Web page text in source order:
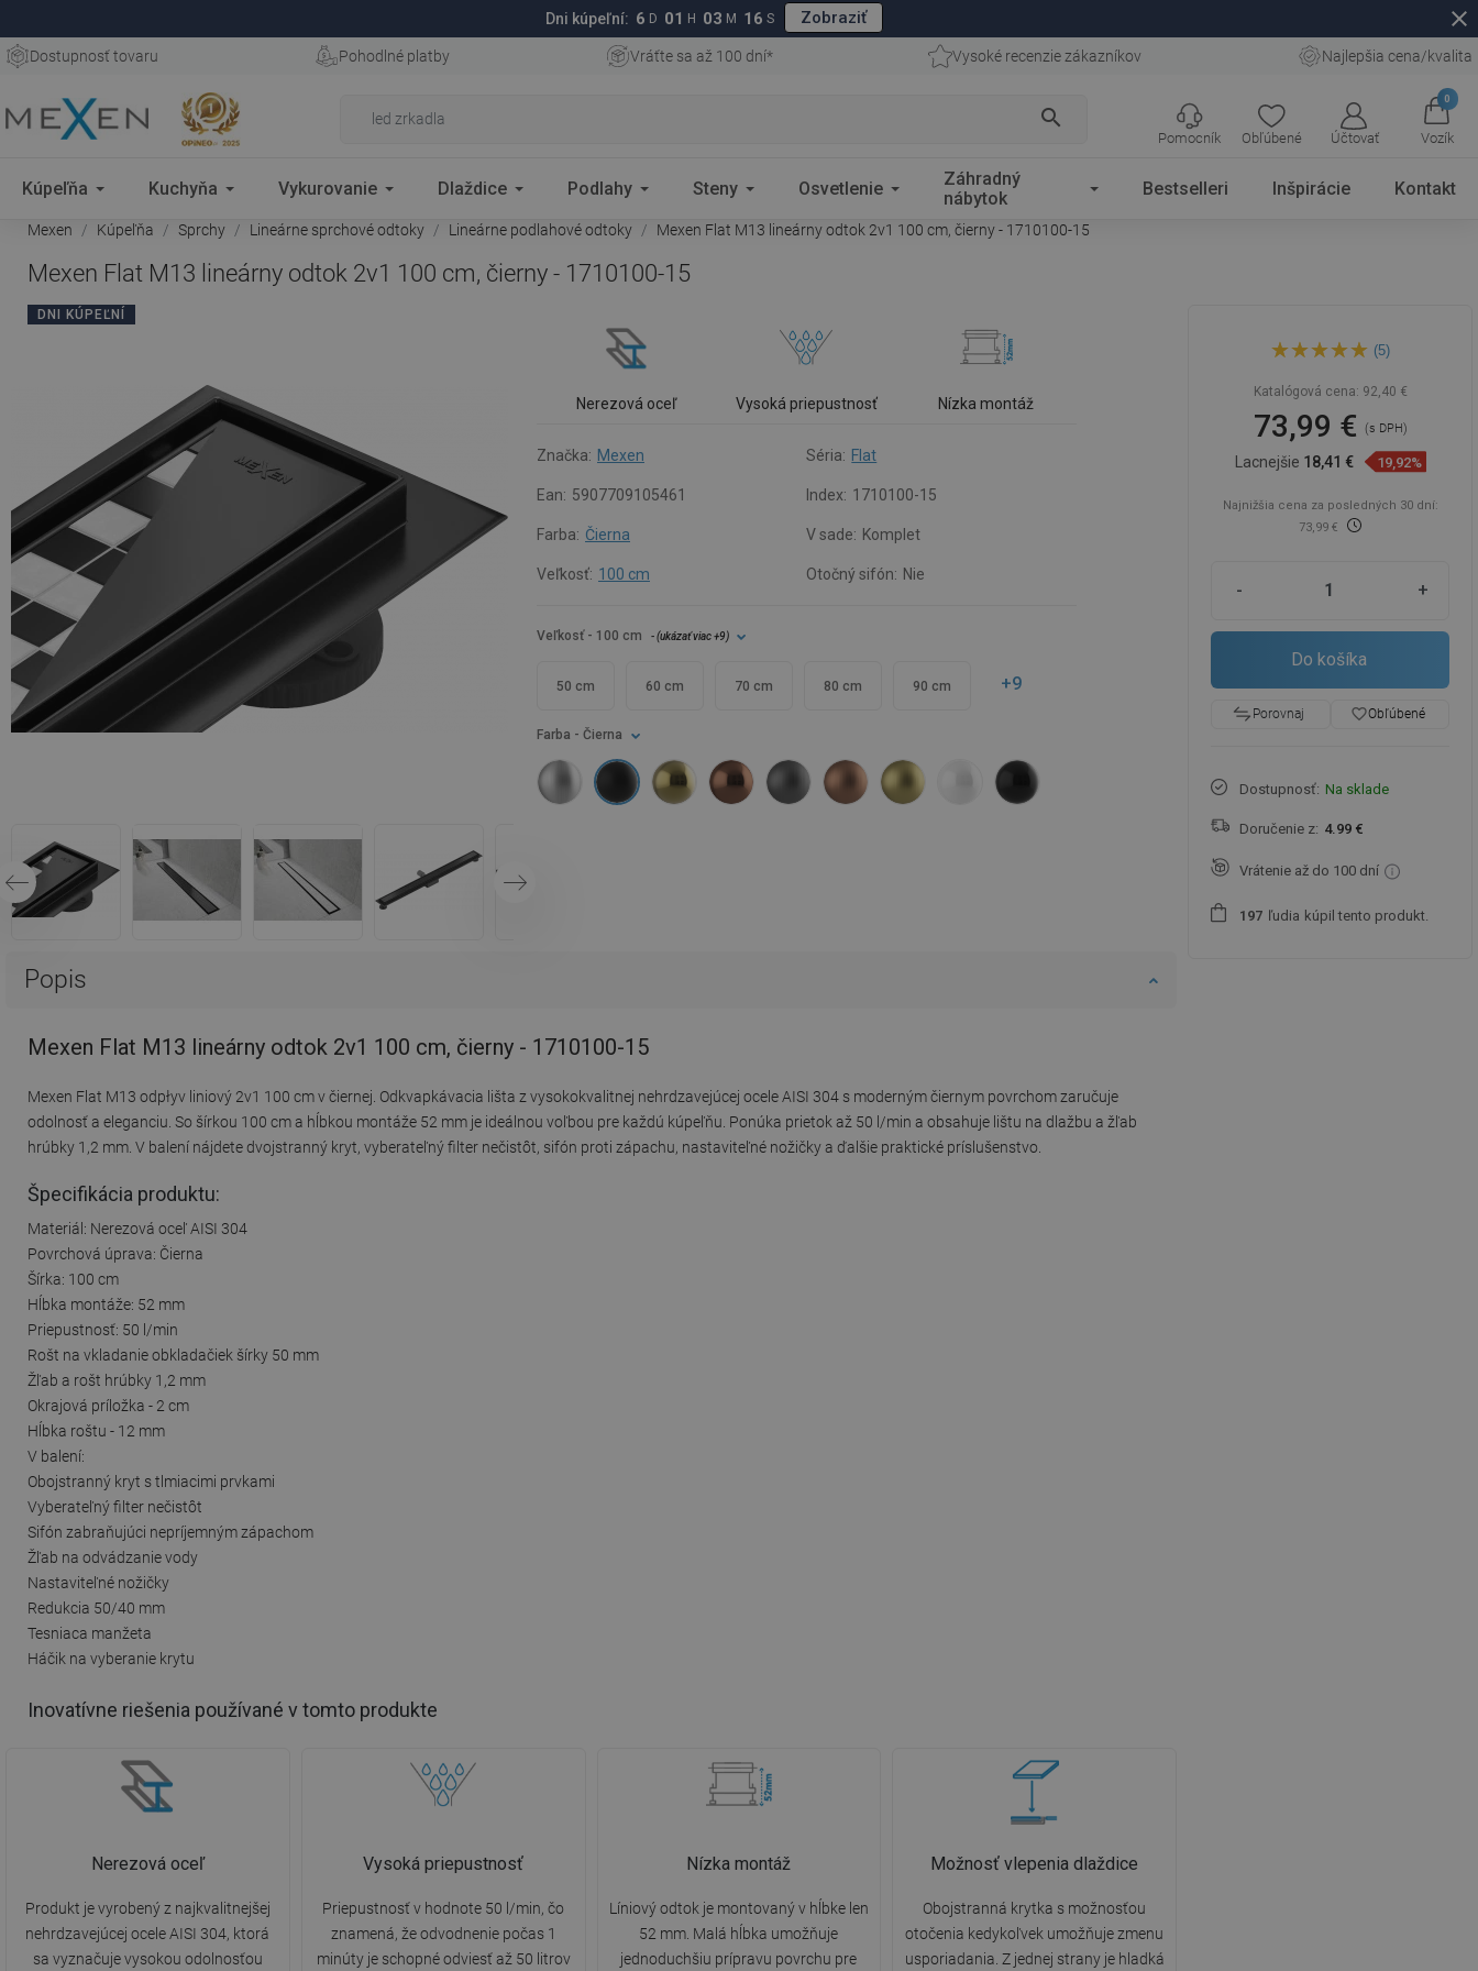
Dni kúpeľní: 6 D 01 H 03 M 15 S Zobraziť close
Dostupnosť tovaru Pohodlné platby Vráťte sa až 100 dní* Vysoké recenzie zákazníkov Najlepšia cena/kvalita
search
Obľúbené Účtovať
0
Vozík
Pomocník
Kúpeľňa Kuchyňa Vykurovanie Dlaždice Podlahy Steny Osvetlenie
Záhradný
nábytok
Bestselleri Inšpirácie Kontakt
Mexen Kúpeľňa Sprchy Lineárne sprchové odtoky Lineárne podlahové odtoky Mexen Flat M13 lineárny odtok 2v1 100 cm, čierny - 1710100-15
Mexen Flat M13 lineárny odtok 2v1 100 cm, čierny - 1710100-15
DNI KÚPEĽNÍ
Nerezová oceľ Vysoká priepustnosť Nízka montáž
Značka: Mexen Séria: Flat
Ean: 5907709105461 Index: 1710100-15
Farba: Čierna V sade: Komplet
Veľkosť: 100 cm Otočný sifón: Nie
Veľkosť- 100 cm - (ukázať viac+9)
50 cm 60 cm 70 cm 80 cm 90 cm +9
Farba - Čierna
Popis
Mexen Flat M13 lineárny odtok 2v1 100 cm, čierny - 1710100-15
Mexen Flat M13 odpłyv liniový 2v1 100 cm v čiernej. Odkvapkávacia lišta z vysokokvalitnej nehrdzavejúcej ocele AISI 304 s moderným čiernym povrchom zaručuje
odolnosť a eleganciu. So šírkou 100 cm a hĺbkou montáže 52 mm je ideálnou voľbou pre každú kúpeľňu. Ponúka prietok až 50 l/min a obsahuje lištu na dlažbu a žľab
hrúbky 1,2 mm. V balení nájdete dvojstranný kryt, vyberateľný filter nečistôt, sifón proti zápachu, nastaviteľné nožičky a ďalšie praktické príslušenstvo.
Špecifikácia produktu:
Materiál: Nerezová oceľ AISI 304
Povrchová úprava: Čierna
Šírka: 100 cm
Hĺbka montáže: 52 mm
Priepustnosť: 50 l/min
Rošt na vkladanie obkladačiek šírky 50 mm
Žľab a rošt hrúbky 1,2 mm
Okrajová príložka - 2 cm
Hĺbka roštu - 12 mm
V balení:
Obojstranný kryt s tlmiacimi prvkami
Vyberateľný filter nečistôt
Sifón zabraňujúci nepríjemným zápachom
Žľab na odvádzanie vody
Nastaviteľné nožičky
Redukcia 50/40 mm
Tesniaca manžeta
Háčik na vyberanie krytu
Inovatívne riešenia používané v tomto produkte
Nerezová oceľ
Produkt je vyrobený z najkvalitnejšej
nehrdzavejúcej ocele AISI 304, ktorá
sa vyznačuje vysokou odolnosťou
Vysoká priepustnosť
Priepustnosť v hodnote 50 l/min, čo
znamená, že odvodnenie počas 1
minúty je schopné odviesť až 50 litrov
Nízka montáž
Líniový odtok je montovaný v hĺbke len
52 mm. Malá hĺbka umožňuje
jednoduchšiu prípravu povrchu pre
Možnosť vlepenia dlaždice
Obojstranná krytka s možnosťou
otočenia kedykoľvek umožňuje zmenu
usporiadania. Z jednej strany je hladká
odtok 2v1 100 cm, čierny -
(5)
Katalógová cena: 92,40 €
73,99 € (s DPH)
Lacnejšie 18,41 € 19,92%
Najnižšia cena za posledných 30 dní:
73,99 €
- +
Do košíka
Porovnaj favorite_borderObľúbené
Dostupnosť: Na sklade
Doručenie z: 4.99 €
Vrátenie až do 100 dní
1 97 ľudia kúpil tento produkt.